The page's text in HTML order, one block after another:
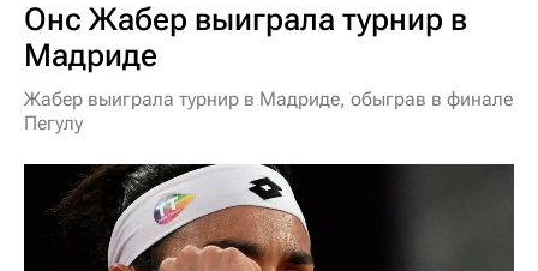
Онс Жабер выиграла турнир в
Мадриде
Жабер выиграла турнир в Мадриде, обыграв в финале
Пегулу